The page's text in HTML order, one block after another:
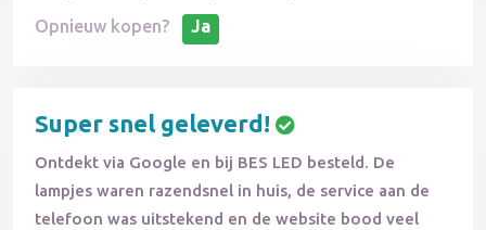
Opnieuw kopen?
Ja
Super snel geleverd!
Ontdekt via Google en bij BES LED besteld. De
lampjes waren razendsnel in huis, de service aan de
telefoon was uitstekend en de website bood veel